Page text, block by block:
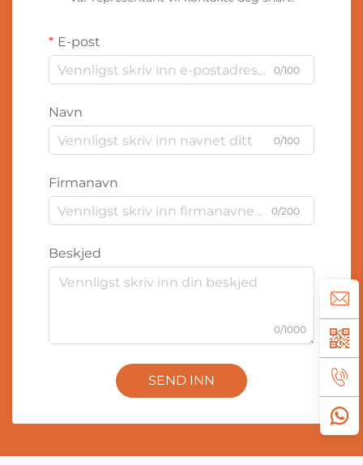
E-post
0/100
Navn
0/100
Firmanavn
0/200
Beskjed
0/1000
SEND INN